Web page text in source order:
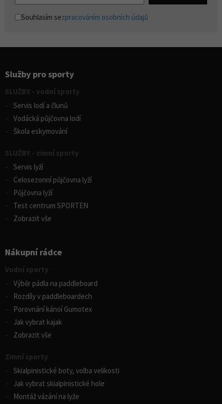
Souhlasím sezpracováním osobních údajů
Služby pro sporty
SLUŽBY - vodní sporty
Servis lodí a člunů
Vodácká půjčovna lodí
Škola eskymování
SLUŽBY - zimní sporty
Servis lyží
Celosezonní půjčovna lyží
Půjčovna lyží
Test centrum SPORTEN
Zobrazit vše
Nákupní rádce
Vodní sporty
Výběr pádla na paddleboard
Rozdíly v paddleboardech
Porovnání kánoí Gumotex
Jak vybrat kajak
Zobrazit vše
Zimní sporty
Skialpinistické boty, volba velikosti
Jak vybrat skialpinistické hole
Montáž vázání na lyže